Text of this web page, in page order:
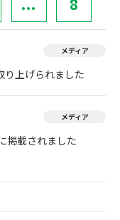
メディア
り上げられました
メディア
掲載されました